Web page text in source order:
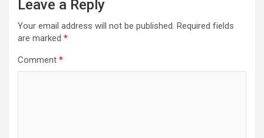
Leave a Reply
Your email address will not be published. Required fields
are marked *
Comment *